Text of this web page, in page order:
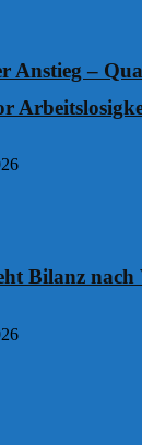
Anstieg –
Bilanz